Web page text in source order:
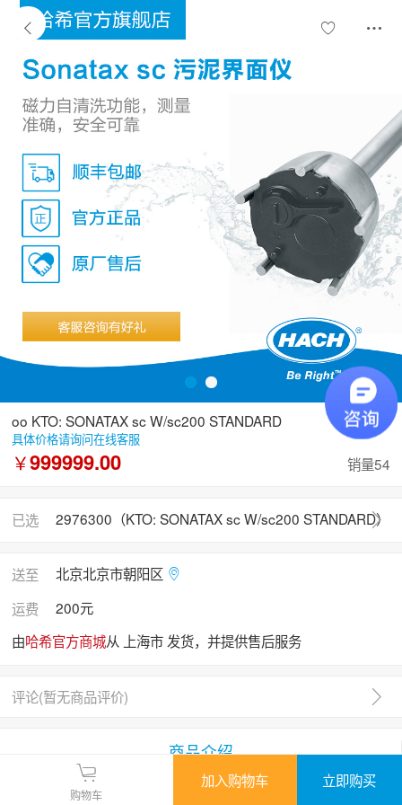
oo KTO: SONATAX sc W/sc200 STANDARD
具体价格请询问在线客服
销量54
￥999999.00
已选 2976300（KTO: SONATAX sc W/sc200 STANDARD）
送至
北京北京市朝阳区
运费
200元
由哈希官方商城从 上海市 发货，并提供售后服务
评论(暂无商品评价)
商品介绍
立即购买
加入购物车
购物车